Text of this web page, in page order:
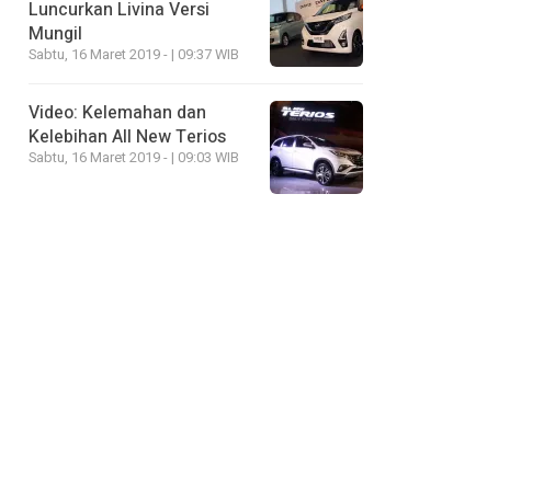
Luncurkan Livina Versi
Mungil
Sabtu, 16 Maret 2019 - | 09:37 WIB
Video: Kelemahan dan
Kelebihan All New Terios
Sabtu, 16 Maret 2019 - | 09:03 WIB